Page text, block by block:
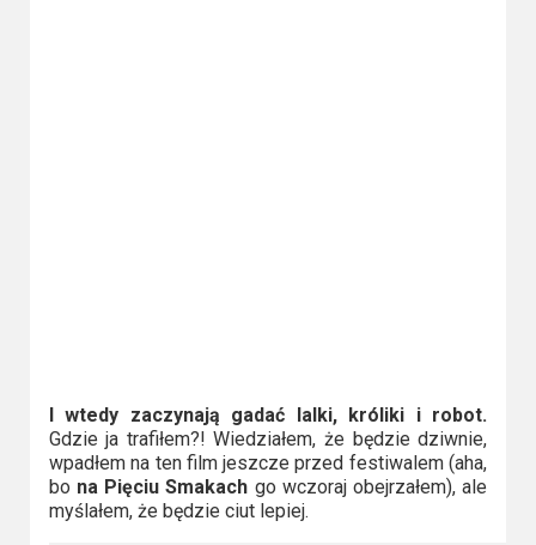
I wtedy zaczynają gadać lalki, króliki i robot.
Gdzie ja trafiłem?! Wiedziałem, że będzie dziwnie,
wpadłem na ten film jeszcze przed festiwalem (aha,
bo na Pięciu Smakach go wczoraj obejrzałem), ale
myślałem, że będzie ciut lepiej.